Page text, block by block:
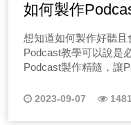
如何製作
作精隨，
想知道如何製作好聽且
Podcast教學可以說是
Podcast製作精隨，讓
頭相信是不少人在錄音
2023-09-07